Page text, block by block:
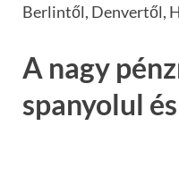
Berlintől, Denvertől,
A nagy
spanyolul